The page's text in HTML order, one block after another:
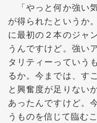
「やっと何か強い
が得られたというか
に最初の２本のジャ
うんですけど。強い
タリティーっていう
るか。今までは、す
と興奮度が足りない
あったんですけど。
うものを信じて臨む